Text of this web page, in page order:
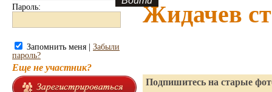
Пароль:
Запомнить меня | Забыли
пароль?
Еще не участник?
Жидачев
Подпишитесь на старые